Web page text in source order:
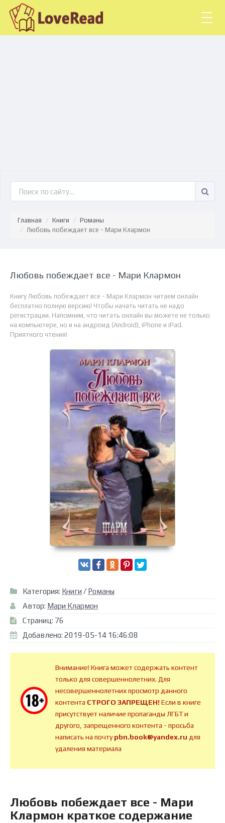
Главная Книги
Романы
Любовь побеждает все - Мари Клармон
Любовь побеждает все - Мари Клармон
Книгу Любовь побеждает все - Мари Клармон читаем онлайн
бесплатно полную версию! Чтобы начать читать не надо
регистрации. Напомним, что читать онлайн вы можете не только
на компьютере, но и на андроид (Android), iPhone и iPad.
Приятного чтения!
Категория: Книги / Романы
Автор: Мари Клармон
Страниц: 76
Добавлено: 2019-05-14 16:46:08
Внимание! Книга может содержать контент
только для совершеннолетних. Для
несовершеннолетних просмотр данного
контента СТРОГО ЗАПРЕЩЕН!Если в книге
присутствует наличие пропаганды ЛГБТ и
другого, запрещенного контента - просьба
написать на почтуpbn.book@yandex.ru для
удаления материала
Любовь побеждает все - Мари
Клармон краткое содержание